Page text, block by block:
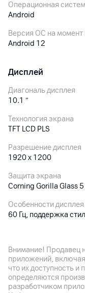
Операционная
Android
Версия ОС на момент
Android 12
Дисплей
Диагональ дисплея
10.1 ″
Технология экрана
TFT LCD PLS
Разрешение дисплея
1920 x 1200
Защита экрана
Corning Gorilla Glass 5
Особенности дисплея
60 Гц, поддержка
Основная камера
Разрешение камеры
13Мп
Внимание! Продавец
приложений,
что их доступность
определяются
разработчиком